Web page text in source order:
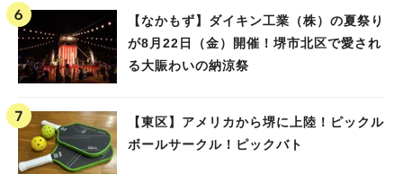
【なかもず】ダイキン工業（株）の夏祭り
が8月22日（金）開催！堺市北区で愛され
る大賑わいの納涼祭
【東区】アメリカから堺に上陸！ピックル
ボールサークル！ピックバト